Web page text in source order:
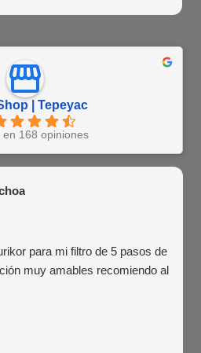
| Tepeyac
en 168 opiniones
para mi filtro de 5 pasos de
muy amables recomiendo al